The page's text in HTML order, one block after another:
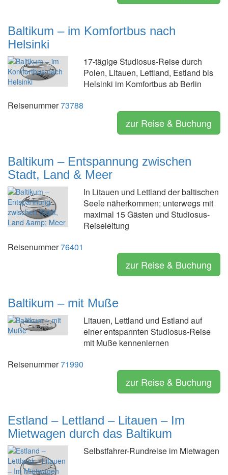
Baltikum – im Komfortbus nach
Helsinki
17-tägige Studiosus-Reise durch
Polen, Litauen, Lettland, Estland bis
Helsinki im Komfortbus ab Berlin
Reisenummer73788
zur Reise & Buchung
Baltikum – Entspannung zwischen
Stadt, Land & Meer
In Litauen und Lettland der baltischen
Seele näherkommen; unterwegs mit
maximal 15 Gästen und Studiosus-
Reiseleitung
Reisenummer76401
zur Reise & Buchung
Baltikum – mit Muße
Litauen, Lettland und Estland auf
einer entspannten Studiosus-Reise
mit Muße kennenlernen
Reisenummer71990
zur Reise & Buchung
Estland – Lettland – Litauen – Im
Mietwagen durch das Baltikum
Selbstfahrer-Rundreise im Mietwagen